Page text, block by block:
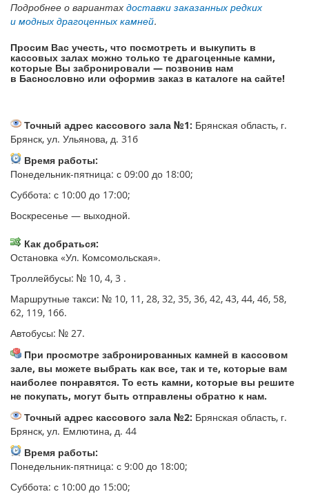
Подробнее о вариантах доставки заказанных редких
и модных драгоценных камней.
Просим Вас учесть, что посмотреть и выкупить в
кассовых залах можно только те драгоценные камни,
которые Вы забронировали — позвонив нам
в Баснословно или оформив заказ в каталоге на сайте!
Точный адрес кассового зала №1: Брянская область, г.
Брянск, ул. Ульянова, д. 31б
Время работы:
Понедельник-пятница: с 09:00 до 18:00;
Суббота: с 10:00 до 17:00;
Воскресенье — выходной.
Как добраться:
Остановка «Ул. Комсомольская».
Троллейбусы: № 10, 4, 3 .
Маршрутные такси: № 10, 11, 28, 32, 35, 36, 42, 43, 44, 46, 58,
62, 119, 166.
Автобусы: № 27.
При просмотре забронированных камней в кассовом
зале, вы можете выбрать как все, так и те, которые вам
наиболее понравятся. То есть камни, которые вы решите
не покупать, могут быть отправлены обратно к нам.
Точный адрес кассового зала №2: Брянская область, г.
Брянск, ул. Емлютина, д. 44
Время работы:
Понедельник-пятница: с 9:00 до 18:00;
Суббота: с 10:00 до 15:00;